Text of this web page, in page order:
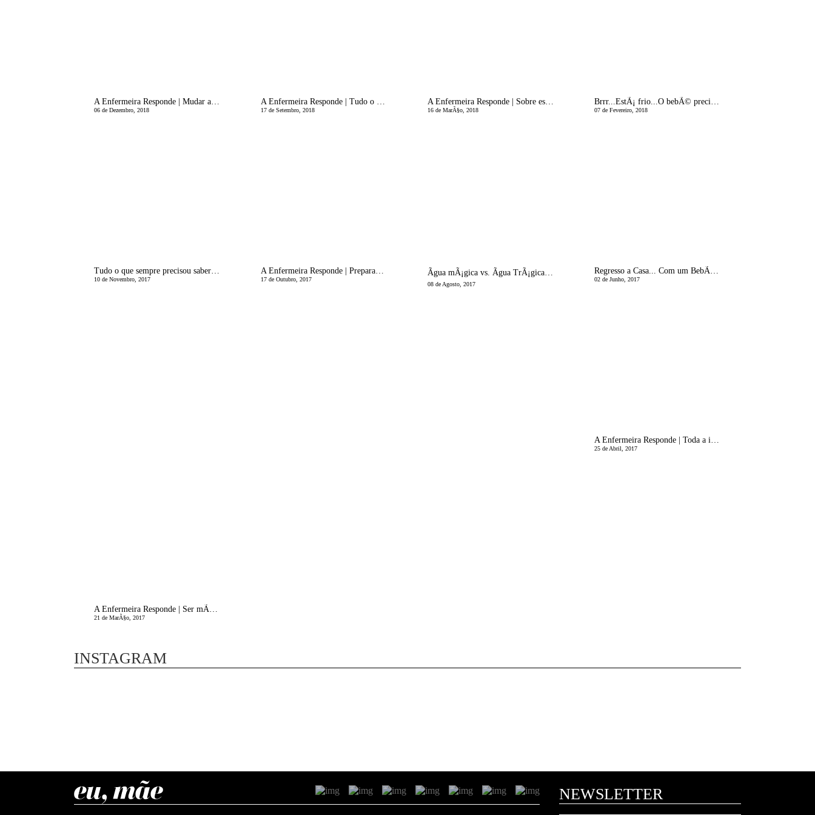
A Enfermeira Responde | Mudar a Fralda, tem ciÃªncia?
06 de Dezembro, 2018
A Enfermeira Responde | Tudo o que sempre precisou saber sobre dermatite atÃ³pica
17 de Setembro, 2018
A Enfermeira Responde | Sobre esta nova Vaga de Sarampo
16 de MarÃ§o, 2018
Brrr...EstÃ¡ frio...O bebÃ© precisa de agasalho...e o cuidado Ã pele?!
07 de Fevereiro, 2018
Tudo o que sempre precisou saber sobre a Legionella | A Enfermeira Responde
10 de Novembro, 2017
A Enfermeira Responde | PreparaÃ§Ã£o da Mala da Grande Viagem - A Mala da Maternidade!
17 de Outubro, 2017
Ãgua mÃ¡gica vs. Ãgua TrÃ¡gica | A Enfermeira Responde
08 de Agosto, 2017
Regresso a Casa... Com um BebÃ©... e um Giveaway!
02 de Junho, 2017
A Enfermeira Responde | Toda a informaÃ§Ã£o sobre o sarampo
25 de Abril, 2017
A Enfermeira Responde | Ser mÃ£eâ€¦ Ser Perfeita?!
21 de MarÃ§o, 2017
INSTAGRAM
NEWSLETTER